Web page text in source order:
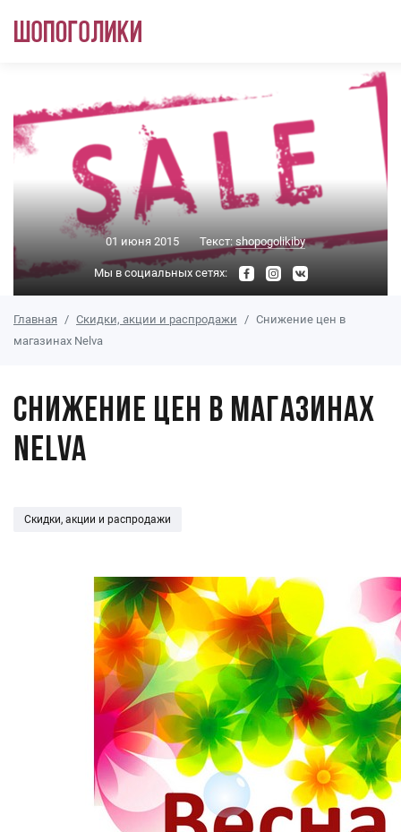
01 июня 2015 Текст: shopogolikiby
Мы в социальных сетях:
Главная Скидки, акции и распродажи
Снижение цен в
магазинах Nelva
Снижение цен в магазинах
Nelva
Скидки, акции и распродажи